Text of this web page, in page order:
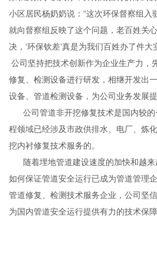
小区居民杨奶奶说：“这次环保督察组入
就向督察组反映了这个问题，老百姓关
决，‘环保钦差’真是为我们百姓办了件大
公司坚持把技术创新作为企业生产力，
修复、检测设备进行研发，相继开发出
设备、管道检测设备，为公司业务发展
公司管道非开挖修复技术是国内较的
程领域已经涉及市政供排水、电厂、炼
挖内衬修复技术服务的。
随着埋地管道建设速度的加快和越来
如何保证管道安全运行已成为管道管理
管道修复、检测技术服务企业，公司坚
为国内管道安全运行提供有力的技术保障